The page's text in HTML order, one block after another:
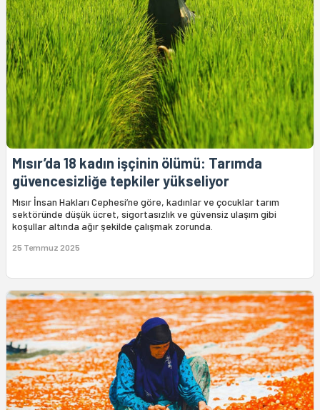
Mısır’da 18 kadın işçinin ölümü: Tarımda
güvencesizliğe tepkiler yükseliyor
Mısır İnsan Hakları Cephesi’ne göre, kadınlar ve çocuklar tarım
sektöründe düşük ücret, sigortasızlık ve güvensiz ulaşım gibi
koşullar altında ağır şekilde çalışmak zorunda.
25 Temmuz 2025